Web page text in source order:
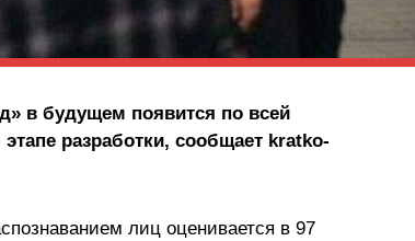
в будущем появится по всей
разработки, сообщает kratko-
лиц оценивается в 97